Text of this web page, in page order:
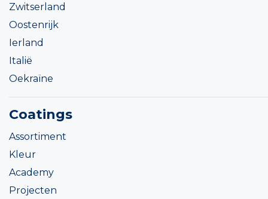
Zwitserland
Oostenrijk
Ierland
Italië
Oekraïne
Coatings
Assortiment
Kleur
Academy
Projecten